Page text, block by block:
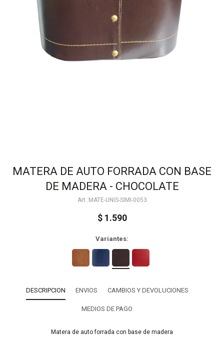
MATERA DE AUTO FORRADA CON BASE
DE MADERA - CHOCOLATE
MATE-UNIS-SIMI-0053
$ 1.590
Variantes:
DESCRIPCION ENVIOS CAMBIOS Y DEVOLUCIONES
MEDIOS DE PAGO
Matera de auto forrada con base de madera